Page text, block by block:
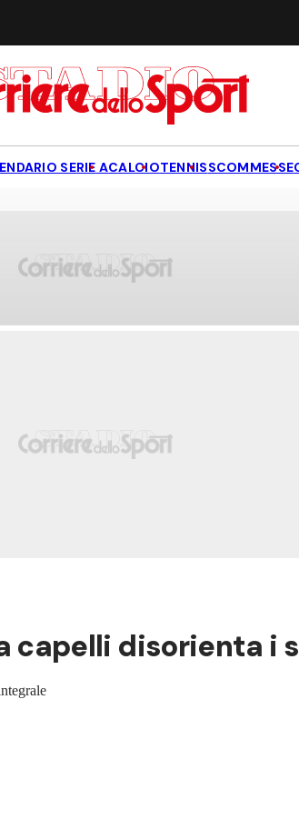
SERIE ACALCIOTENNISSCOMMESSE
capelli disorienta i